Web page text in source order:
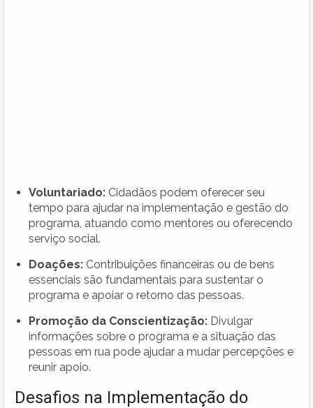
Voluntariado: Cidadãos podem oferecer seu
tempo para ajudar na implementação e gestão do
programa, atuando como mentores ou oferecendo
serviço social.
Doações: Contribuições financeiras ou de bens
essenciais são fundamentais para sustentar o
programa e apoiar o retorno das pessoas.
Promoção da Conscientização: Divulgar
informações sobre o programa e a situação das
pessoas em rua pode ajudar a mudar percepções e
reunir apoio.
Desafios na Implementação do